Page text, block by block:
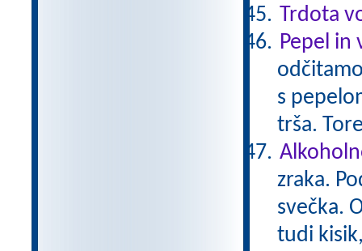
Trdota
Pepel in
s
trša.
zraka.
svečka.
tudi